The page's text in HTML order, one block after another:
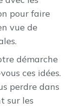
pour faire
vue de
démarche
ces idées.
perdre dans
sur les